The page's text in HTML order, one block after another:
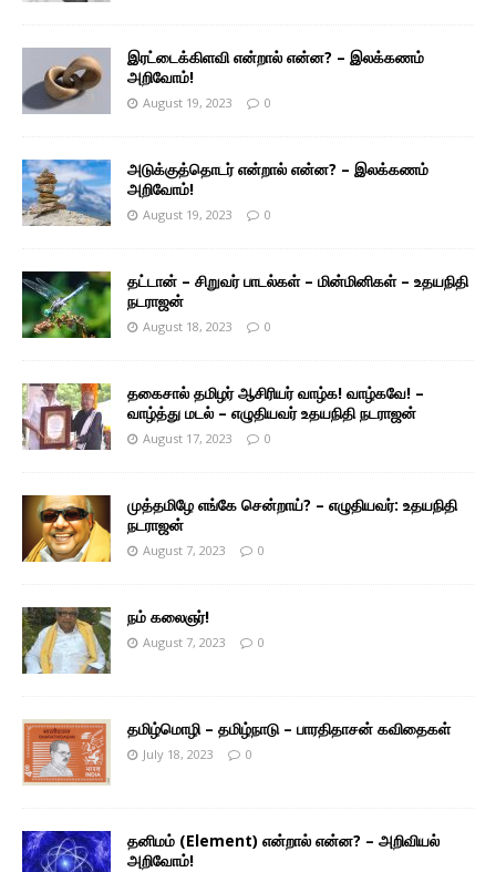
இரட்டைக்கிளவி என்றால் என்ன? – இலக்கணம்
அறிவோம்!
August 19, 2023 0
அடுக்குத்தொடர் என்றால் என்ன? – இலக்கணம்
அறிவோம்!
August 19, 2023 0
தட்டான் – சிறுவர் பாடல்கள் – மின்மினிகள் – உதயநிதி
நடராஜன்
August 18, 2023 0
தகைசால் தமிழர் ஆசிரியர் வாழ்க! வாழ்கவே! –
வாழ்த்து மடல் – எழுதியவர் உதயநிதி நடராஜன்
August 17, 2023 0
முத்தமிழே எங்கே சென்றாய்? – எழுதியவர்: உதயநிதி
நடராஜன்
August 7, 2023 0
நம் கலைஞர்!
August 7, 2023 0
தமிழ்மொழி – தமிழ்நாடு – பாரதிதாசன் கவிதைகள்
July 18, 2023 0
தனிமம் (Element) என்றால் என்ன? – அறிவியல்
அறிவோம்!